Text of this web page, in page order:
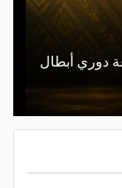
دوري أبطال